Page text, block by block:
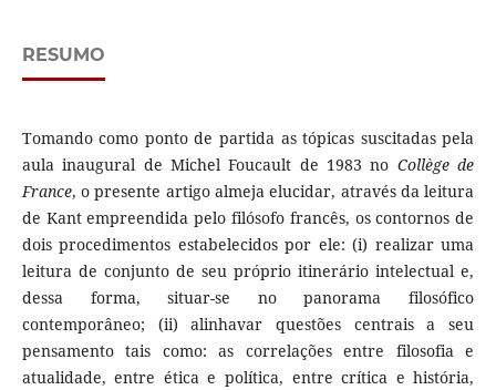
RESUMO
Tomando como ponto de partida as tópicas suscitadas pela
aula inaugural de Michel Foucault de 1983 no Collège de
France, o presente artigo almeja elucidar, através da leitura
de Kant empreendida pelo filósofo francês, os contornos de
dois procedimentos estabelecidos por ele: (i) realizar uma
leitura de conjunto de seu próprio itinerário intelectual e,
dessa forma, situar-se no panorama filosófico
contemporâneo; (ii) alinhavar questões centrais a seu
pensamento tais como: as correlações entre filosofia e
atualidade, entre ética e política, entre crítica e história,